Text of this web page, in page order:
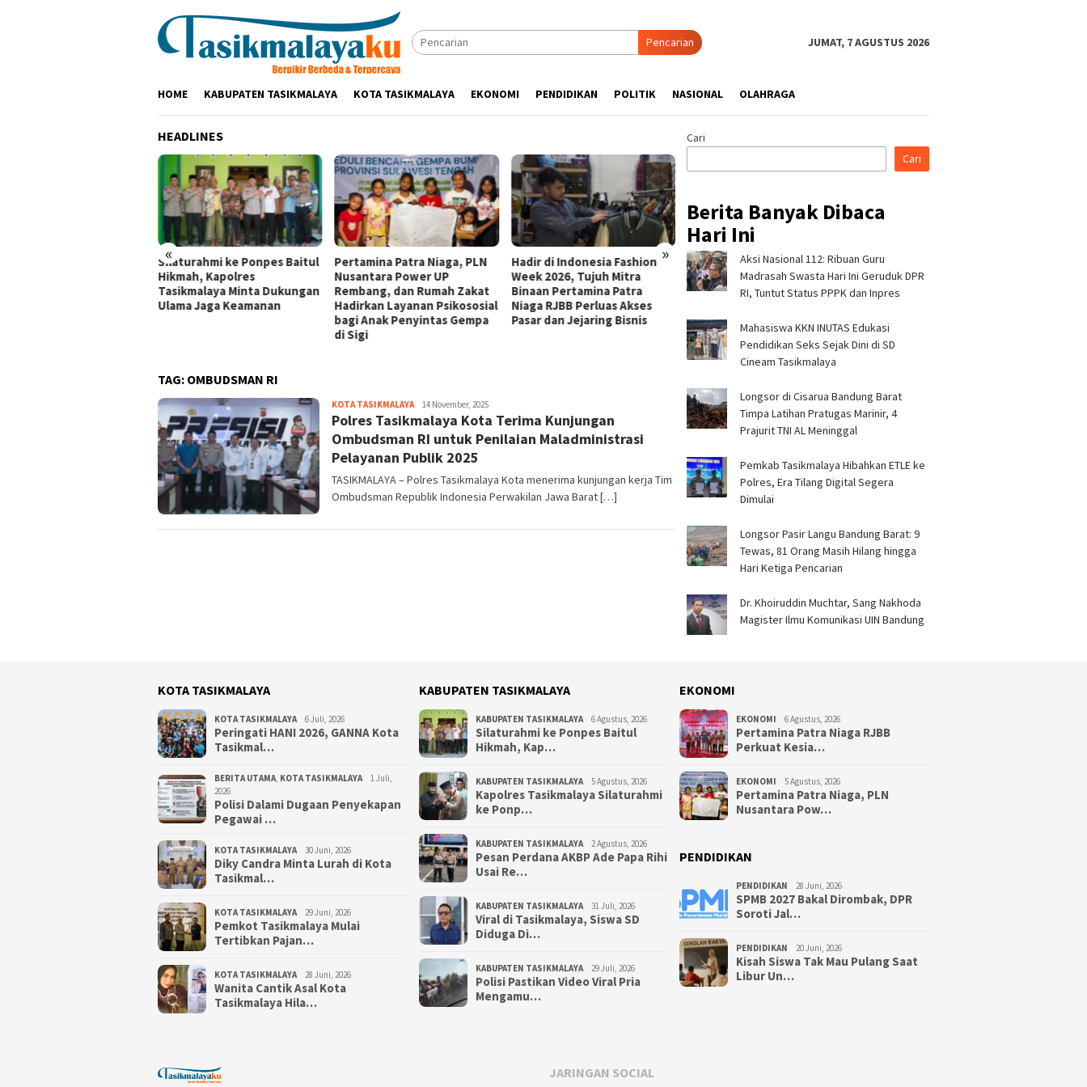
Pencarian JUMAT, 7 AGUSTUS 2026
HOME KABUPATEN TASIKMALAYA KOTA TASIKMALAYA EKONOMI PENDIDIKAN POLITIK NASIONAL OLAHRAGA
HEADLINES
« »
Silaturahmi ke Ponpes Baitul
Hikmah, Kapolres
Tasikmalaya Minta Dukungan
Ulama Jaga Keamanan
Pertamina Patra Niaga, PLN
Nusantara Power UP
Rembang, dan Rumah Zakat
Hadirkan Layanan Psikososial
bagi Anak Penyintas Gempa
di Sigi
Hadir di Indonesia Fashion
Week 2026, Tujuh Mitra
Binaan Pertamina Patra
Niaga RJBB Perluas Akses
Pasar dan Jejaring Bisnis
Kapolres Tasikmalaya
Silaturahmi ke Ponpes
Sukamanah dan Cipasung,
Kamtibmas
Pertamina Patra Niaga RJBB
Perkuat Kesiapsiagaan
Bencana Sejak Dini melalui
TAG: OMBUDSMAN RI
KOTA TASIKMALAYATim
Redaksi
14 November, 2025
Polres Tasikmalaya Kota Terima Kunjungan
Ombudsman RI untuk Penilaian Maladministrasi
Pelayanan Publik 2025
TASIKMALAYA – Polres Tasikmalaya Kota menerima kunjungan kerja Tim
Ombudsman Republik Indonesia Perwakilan Jawa Barat […]
Cari
Cari
Berita Banyak Dibaca
Hari Ini
Aksi Nasional 112: Ribuan Guru
Madrasah Swasta Hari Ini Geruduk DPR
RI, Tuntut Status PPPK dan Inpres
Mahasiswa KKN INUTAS Edukasi
Pendidikan Seks Sejak Dini di SD
Cineam Tasikmalaya
Longsor di Cisarua Bandung Barat
Timpa Latihan Pra­tugas Marinir, 4
Prajurit TNI AL Meninggal
Pemkab Tasikmalaya Hibahkan ETLE ke
Polres, Era Tilang Digital Segera
Dimulai
Longsor Pasir Langu Bandung Barat: 9
Tewas, 81 Orang Masih Hilang hingga
Hari Ketiga Pencarian
Dr. Khoiruddin Muchtar, Sang Nakhoda
Magister Ilmu Komunikasi UIN Bandung
KOTA TASIKMALAYA
KOTA TASIKMALAYA 6 Juli, 2026
Peringati HANI 2026, GANNA Kota
Tasikmal…
BERITA UTAMA, KOTA TASIKMALAYA
1 Juli,
2026
Polisi Dalami Dugaan Penyekapan
Pegawai …
KOTA TASIKMALAYA 30 Juni, 2026
Diky Candra Minta Lurah di Kota
Tasikmal…
KOTA TASIKMALAYA 29 Juni, 2026
Pemkot Tasikmalaya Mulai
Tertibkan Pajan…
KOTA TASIKMALAYA 28 Juni, 2026
Wanita Cantik Asal Kota
Tasikmalaya Hila…
KABUPATEN TASIKMALAYA
KABUPATEN TASIKMALAYA 6 Agustus, 2026
Silaturahmi ke Ponpes Baitul
Hikmah, Kap…
KABUPATEN TASIKMALAYA 5 Agustus, 2026
Kapolres Tasikmalaya Silaturahmi
ke Ponp…
KABUPATEN TASIKMALAYA 2 Agustus, 2026
Pesan Perdana AKBP Ade Papa Rihi
Usai Re…
KABUPATEN TASIKMALAYA 31 Juli, 2026
Viral di Tasikmalaya, Siswa SD
Diduga Di…
KABUPATEN TASIKMALAYA 29 Juli, 2026
Polisi Pastikan Video Viral Pria
Mengamu…
EKONOMI
EKONOMI 6 Agustus, 2026
Pertamina Patra Niaga RJBB
Perkuat Kesia…
EKONOMI 5 Agustus, 2026
Pertamina Patra Niaga, PLN
Nusantara Pow…
PENDIDIKAN
PENDIDIKAN 28 Juni, 2026
SPMB 2027 Bakal Dirombak, DPR
Soroti Jal…
PENDIDIKAN 20 Juni, 2026
Kisah Siswa Tak Mau Pulang Saat
Libur Un…
JARINGAN SOCIAL